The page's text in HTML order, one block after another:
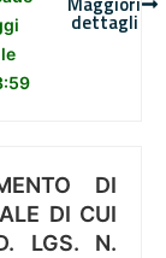
dettagli
DI
DI CUI
LGS. N.